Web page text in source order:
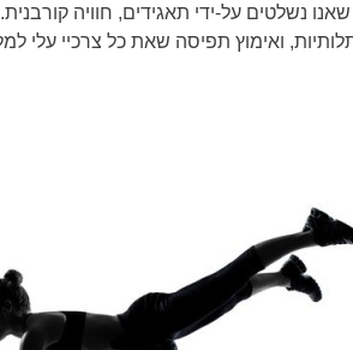
נשלטים על-ידי תאגידים, חוויה
מכל רמז לתלותיות, ואימוץ תפיסה שאת כל צרכיי